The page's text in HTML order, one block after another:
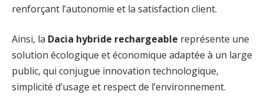
renforçant l’autonomie et la satisfaction client.
Ainsi, la Dacia hybride rechargeable représente une
solution écologique et économique adaptée à un large
public, qui conjugue innovation technologique,
simplicité d’usage et respect de l’environnement.